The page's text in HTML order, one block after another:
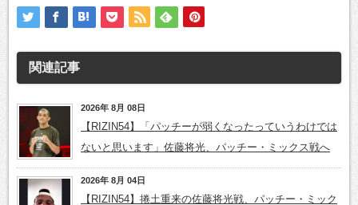
関連記事
2026年 8月 08日
【RIZIN54】「パッチーが弱くなったっていうわけでは
ないと思います」佐藤将光、パッチー・ミックス戦へ
2026年 8月 04日
【RIZIN54】捲土重来の佐藤将光戦、パッチー・ミック